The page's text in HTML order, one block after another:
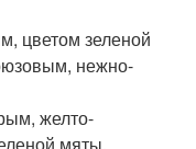
цветом зеленой
нежно-
желто-
мяты,